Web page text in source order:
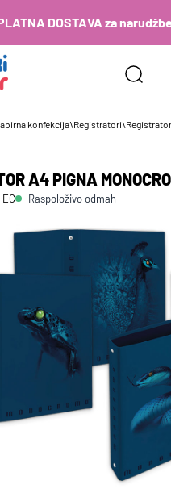
DOSTAVA za
konfekcija\Registratori\
A4 PIGNA
Raspoloživo odmah